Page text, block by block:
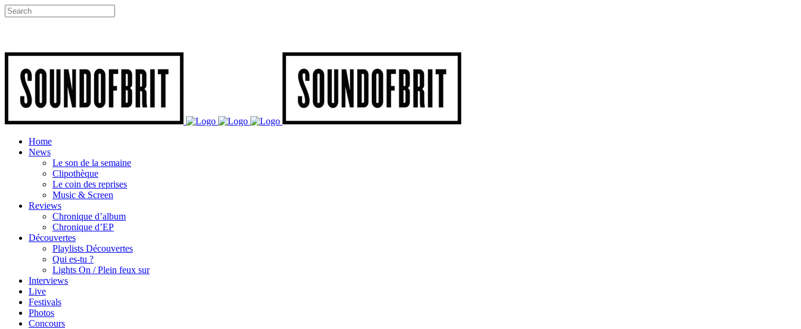
Home
News
Le son de la semaine
Clipothèque
Le coin des reprises
Music & Screen
Reviews
Chronique d’album
Chronique d’EP
Découvertes
Playlists Découvertes
Qui es-tu ?
Lights On / Plein feux sur
Interviews
Live
Festivals
Photos
Concours